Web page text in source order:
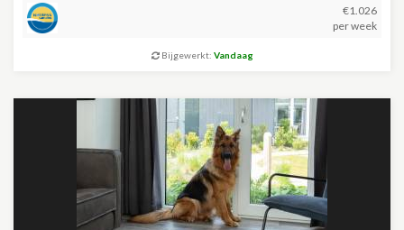
€1.026
per week
Bijgewerkt: Vandaag